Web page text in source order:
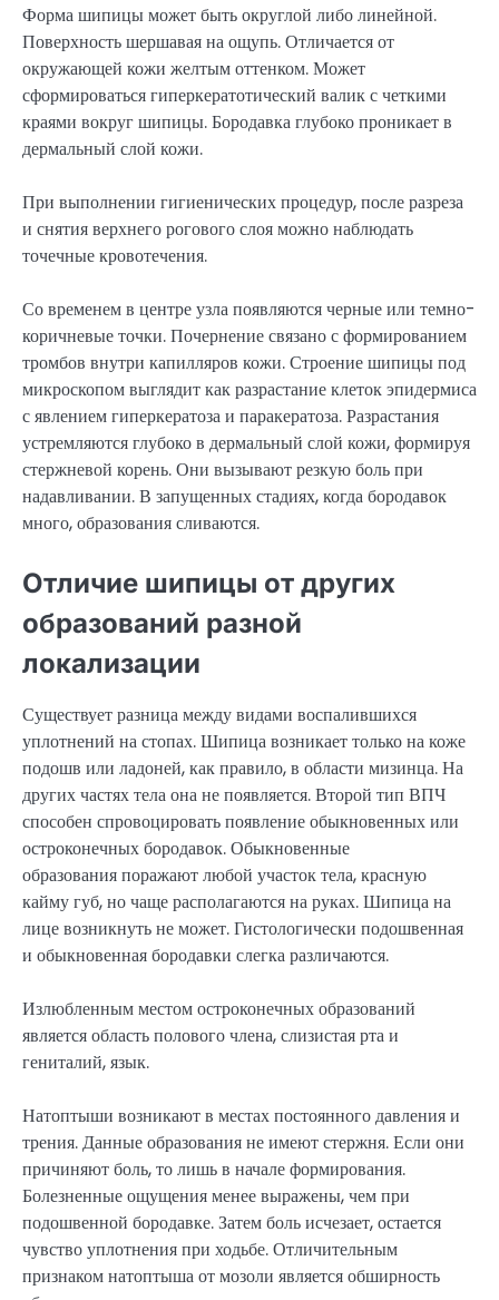
Форма шипицы может быть округлой либо линейной.
Поверхность шершавая на ощупь. Отличается от
окружающей кожи желтым оттенком. Может
сформироваться гиперкератотический валик с четкими
краями вокруг шипицы. Бородавка глубоко проникает в
дермальный слой кожи.
При выполнении гигиенических процедур, после разреза
и снятия верхнего рогового слоя можно наблюдать
точечные кровотечения.
Со временем в центре узла появляются черные или темно-
коричневые точки. Почернение связано с формированием
тромбов внутри капилляров кожи. Строение шипицы под
микроскопом выглядит как разрастание клеток эпидермиса
с явлением гиперкератоза и паракератоза. Разрастания
устремляются глубоко в дермальный слой кожи, формируя
стержневой корень. Они вызывают резкую боль при
надавливании. В запущенных стадиях, когда бородавок
много, образования сливаются.
Отличие шипицы от других
образований разной
локализации
Существует разница между видами воспалившихся
уплотнений на стопах. Шипица возникает только на коже
подошв или ладоней, как правило, в области мизинца. На
других частях тела она не появляется. Второй тип ВПЧ
способен спровоцировать появление обыкновенных или
остроконечных бородавок. Обыкновенные
образования поражают любой участок тела, красную
кайму губ, но чаще располагаются на руках. Шипица на
лице возникнуть не может. Гистологически подошвенная
и обыкновенная бородавки слегка различаются.
Излюбленным местом остроконечных образований
является область полового члена, слизистая рта и
гениталий, язык.
Натоптыши возникают в местах постоянного давления и
трения. Данные образования не имеют стержня. Если они
причиняют боль, то лишь в начале формирования.
Болезненные ощущения менее выражены, чем при
подошвенной бородавке. Затем боль исчезает, остается
чувство уплотнения при ходьбе. Отличительным
признаком натоптыша от мозоли является обширность